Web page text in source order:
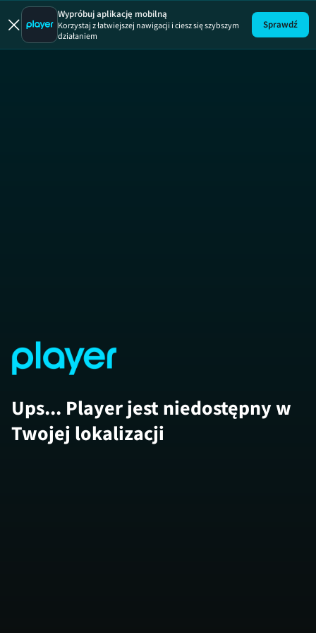
Wypróbuj aplikację mobilną
Korzystaj z łatwiejszej nawigacji i ciesz się szybszym
działaniem
Sprawdź
Ups... Player jest niedostępny w
Twojej lokalizacji